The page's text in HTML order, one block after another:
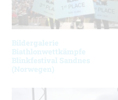
Bildergalerie
Biathlonwettkämpfe
Blinkfestival Sandnes
(Norwegen)